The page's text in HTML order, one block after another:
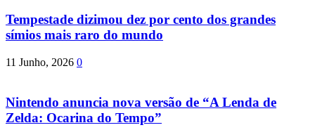
Tempestade dizimou dez por cento dos grandes
símios mais raro do mundo
11 Junho, 2026 0
Nintendo anuncia nova versão de “A Lenda de
Zelda: Ocarina do Tempo”